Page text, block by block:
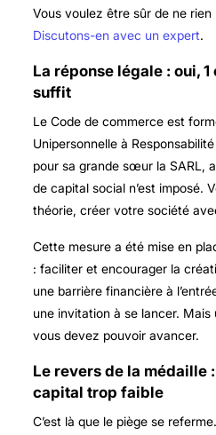
Vous voulez être sûr de ne rien
Discutons-en avec un expert.
La réponse légale : oui,
suffit
Le Code de commerce est
Unipersonnelle à
pour sa grande sœur la SARL,
de capital social n’est imposé.
théorie, créer votre société
Cette mesure a été mise en
: faciliter et encourager la
une barrière financière à
une invitation à se lancer.
vous devez pouvoir avancer.
Le revers de la médaille
capital trop faible
C’est là que le piège se